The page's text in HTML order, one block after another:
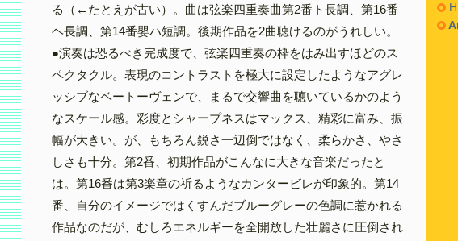
る（←たとえが古い）。曲は弦楽四重奏曲第2番ト長調、第16番
ヘ長調、第14番嬰ハ短調。後期作品を2曲聴けるのがうれしい。
●演奏は恐るべき完成度で、弦楽四重奏の枠をはみ出すほどのス
ペクタクル。表現のコントラストを極大に設定したようなアグレ
ッシブなベートーヴェンで、まるで交響曲を聴いているかのよう
なスケール感。彩度とシャープネスはマックス、精彩に富み、振
幅が大きい。が、もちろん鋭さ一辺倒ではなく、柔らかさ、やさ
しさも十分。第2番、初期作品がこんなに大きな音楽だったと
は。第16番は第3楽章の祈るようなカンタービレが印象的。第14
番、自分のイメージではくすんだブルーグレーの色調に惹かれる
作品なのだが、むしろエネルギーを全開放した壮麗さに圧倒され